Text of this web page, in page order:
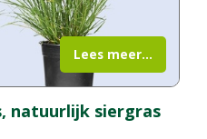
natuurlijk siergras
Lees meer...